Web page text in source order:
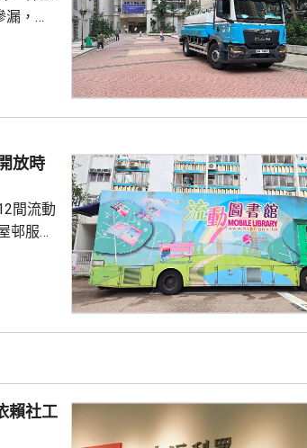
，影
前完
區議員
提供適
間流動
邨服務
，現時
開更多
賴社工